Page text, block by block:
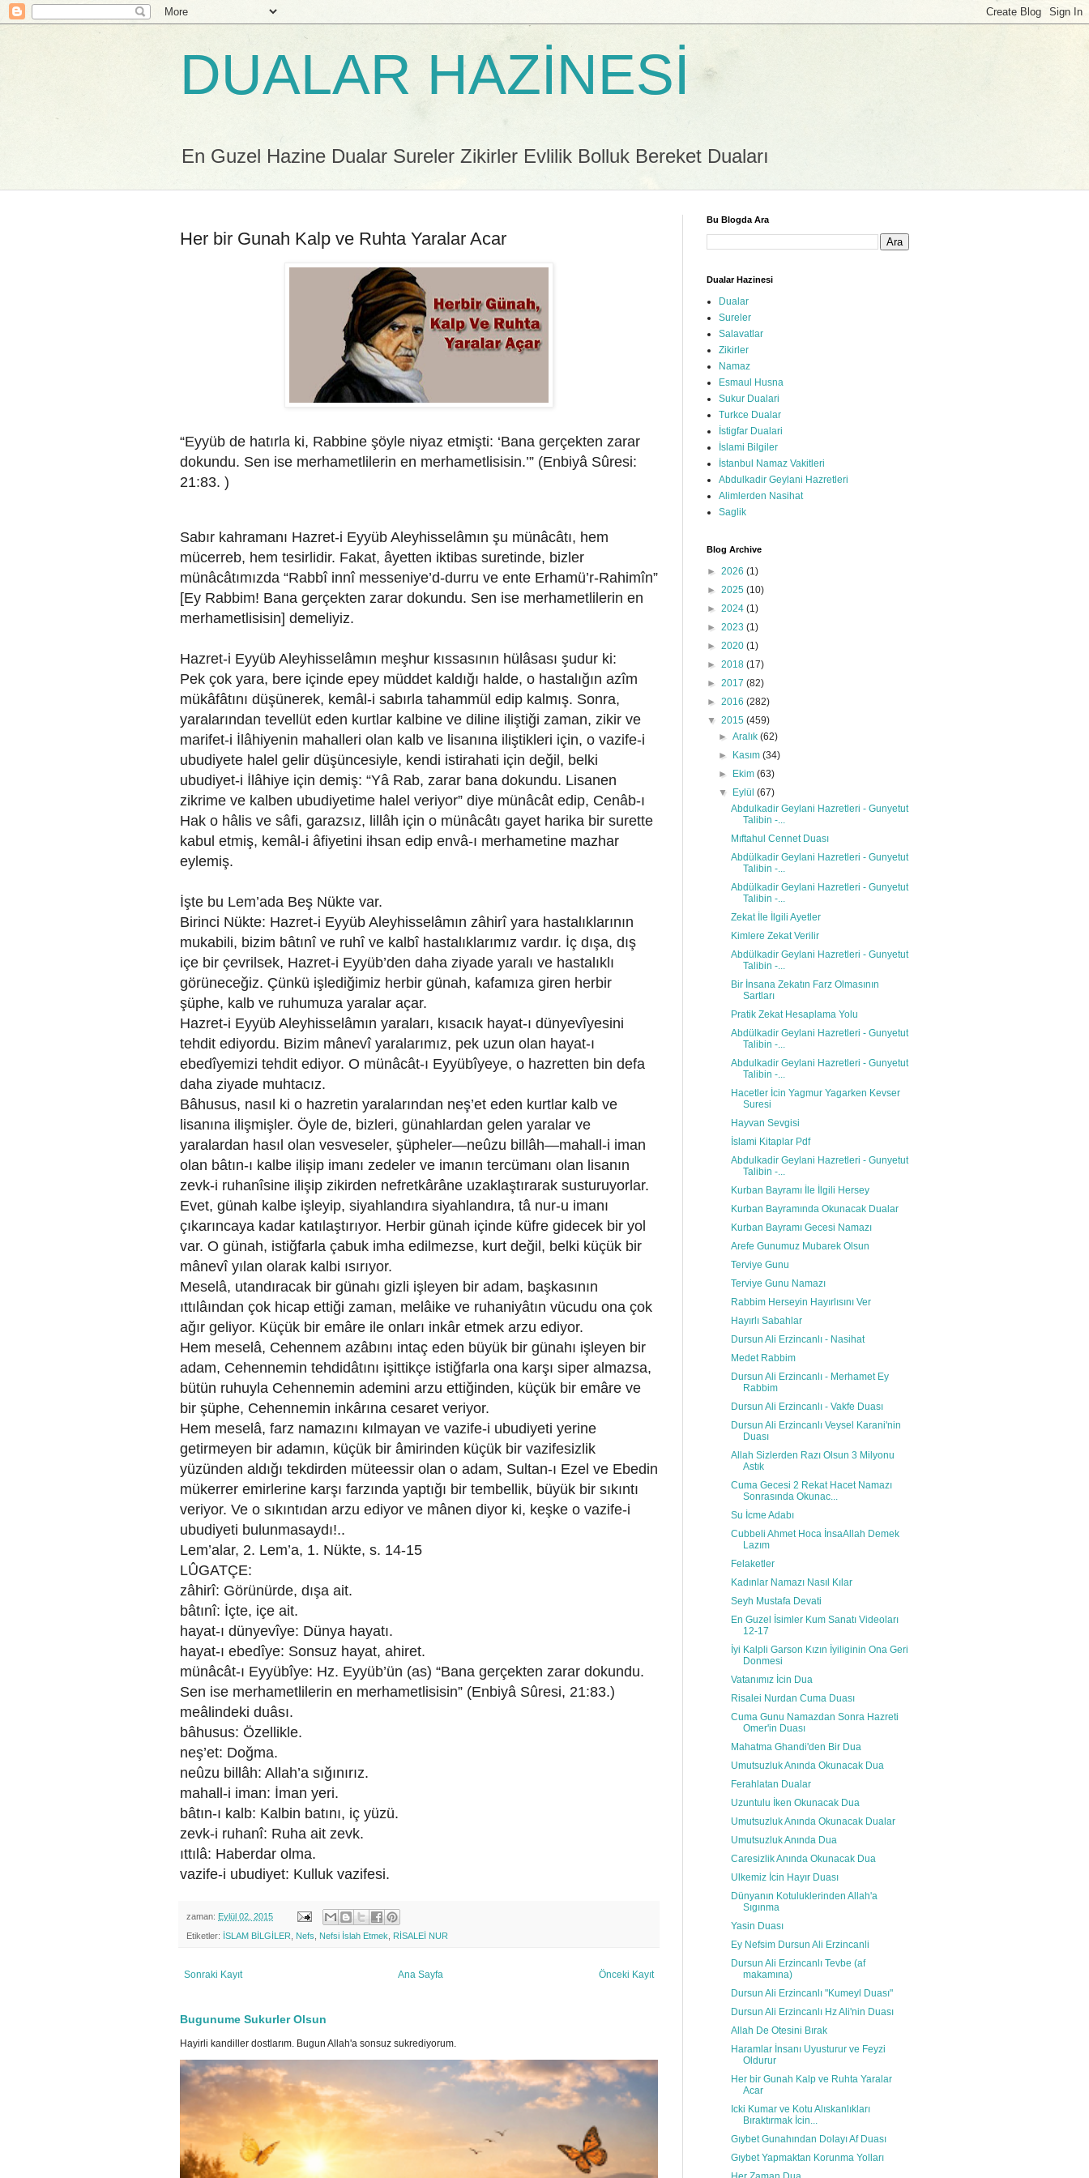
DUALAR HAZİNESİ
En Guzel Hazine Dualar Sureler Zikirler Evlilik Bolluk Bereket Duaları
Her bir Gunah Kalp ve Ruhta Yaralar Acar
“Eyyüb de hatırla ki, Rabbine şöyle niyaz etmişti: ‘Bana gerçekten zarar
dokundu. Sen ise merhametlilerin en merhametlisisin.’” (Enbiyâ Sûresi:
21:83. )
Sabır kahramanı Hazret-i Eyyüb Aleyhisselâmın şu münâcâtı, hem
mücerreb, hem tesirlidir. Fakat, âyetten iktibas suretinde, bizler
münâcâtımızda “Rabbî innî messeniye’d-durru ve ente Erhamü’r-Rahimîn”
[Ey Rabbim! Bana gerçekten zarar dokundu. Sen ise merhametlilerin en
merhametlisisin] demeliyiz.
Hazret-i Eyyüb Aleyhisselâmın meşhur kıssasının hülâsası şudur ki:
Pek çok yara, bere içinde epey müddet kaldığı halde, o hastalığın azîm
mükâfâtını düşünerek, kemâl-i sabırla tahammül edip kalmış. Sonra,
yaralarından tevellüt eden kurtlar kalbine ve diline iliştiği zaman, zikir ve
marifet-i İlâhiyenin mahalleri olan kalb ve lisanına iliştikleri için, o vazife-i
ubudiyete halel gelir düşüncesiyle, kendi istirahati için değil, belki
ubudiyet-i İlâhiye için demiş: “Yâ Rab, zarar bana dokundu. Lisanen
zikrime ve kalben ubudiyetime halel veriyor” diye münâcât edip, Cenâb-ı
Hak o hâlis ve sâfi, garazsız, lillâh için o münâcâtı gayet harika bir surette
kabul etmiş, kemâl-i âfiyetini ihsan edip envâ-ı merhametine mazhar
eylemiş.
İşte bu Lem’ada Beş Nükte var.
Birinci Nükte: Hazret-i Eyyüb Aleyhisselâmın zâhirî yara hastalıklarının
mukabili, bizim bâtınî ve ruhî ve kalbî hastalıklarımız vardır. İç dışa, dış
içe bir çevrilsek, Hazret-i Eyyüb’den daha ziyade yaralı ve hastalıklı
görüneceğiz. Çünkü işlediğimiz herbir günah, kafamıza giren herbir
şüphe, kalb ve ruhumuza yaralar açar.
Hazret-i Eyyüb Aleyhisselâmın yaraları, kısacık hayat-ı dünyevîyesini
tehdit ediyordu. Bizim mânevî yaralarımız, pek uzun olan hayat-ı
ebedîyemizi tehdit ediyor. O münâcât-ı Eyyübîyeye, o hazretten bin defa
daha ziyade muhtacız.
Bâhusus, nasıl ki o hazretin yaralarından neş’et eden kurtlar kalb ve
lisanına ilişmişler. Öyle de, bizleri, günahlardan gelen yaralar ve
yaralardan hasıl olan vesveseler, şüpheler—neûzu billâh—mahall-i iman
olan bâtın-ı kalbe ilişip imanı zedeler ve imanın tercümanı olan lisanın
zevk-i ruhanîsine ilişip zikirden nefretkârâne uzaklaştırarak susturuyorlar.
Evet, günah kalbe işleyip, siyahlandıra siyahlandıra, tâ nur-u imanı
çıkarıncaya kadar katılaştırıyor. Herbir günah içinde küfre gidecek bir yol
var. O günah, istiğfarla çabuk imha edilmezse, kurt değil, belki küçük bir
mânevî yılan olarak kalbi ısırıyor.
Meselâ, utandıracak bir günahı gizli işleyen bir adam, başkasının
ıttılâından çok hicap ettiği zaman, melâike ve ruhaniyâtın vücudu ona çok
ağır geliyor. Küçük bir emâre ile onları inkâr etmek arzu ediyor.
Hem meselâ, Cehennem azâbını intaç eden büyük bir günahı işleyen bir
adam, Cehennemin tehdidâtını işittikçe istiğfarla ona karşı siper almazsa,
bütün ruhuyla Cehennemin ademini arzu ettiğinden, küçük bir emâre ve
bir şüphe, Cehennemin inkârına cesaret veriyor.
Hem meselâ, farz namazını kılmayan ve vazife-i ubudiyeti yerine
getirmeyen bir adamın, küçük bir âmirinden küçük bir vazifesizlik
yüzünden aldığı tekdirden müteessir olan o adam, Sultan-ı Ezel ve Ebedin
mükerrer emirlerine karşı farzında yaptığı bir tembellik, büyük bir sıkıntı
veriyor. Ve o sıkıntıdan arzu ediyor ve mânen diyor ki, keşke o vazife-i
ubudiyeti bulunmasaydı!..
Lem’alar, 2. Lem’a, 1. Nükte, s. 14-15
LÛGATÇE:
zâhirî: Görünürde, dışa ait.
bâtınî: İçte, içe ait.
hayat-ı dünyevîye: Dünya hayatı.
hayat-ı ebedîye: Sonsuz hayat, ahiret.
münâcât-ı Eyyübîye: Hz. Eyyüb’ün (as) “Bana gerçekten zarar dokundu.
Sen ise merhametlilerin en merhametlisisin” (Enbiyâ Sûresi, 21:83.)
meâlindeki duâsı.
bâhusus: Özellikle.
neş’et: Doğma.
neûzu billâh: Allah’a sığınırız.
mahall-i iman: İman yeri.
bâtın-ı kalb: Kalbin batını, iç yüzü.
zevk-i ruhanî: Ruha ait zevk.
ıttılâ: Haberdar olma.
vazife-i ubudiyet: Kulluk vazifesi.
zaman: Eylül 02, 2015
Etiketler: İSLAM BİLGİLER Nefs Nefsi İslah Etmek RİSALEİ NUR
Sonraki Kayıt Önceki Kayıt
Ana Sayfa
Bugunume Sukurler Olsun
Hayirli kandiller dostlarım. Bugun Allah'a sonsuz sukrediyorum.
Bu Blogda Ara
Dualar Hazinesi
Dualar
Sureler
Salavatlar
Zikirler
Namaz
Esmaul Husna
Sukur Dualari
Turkce Dualar
İstigfar Dualari
İslami Bilgiler
İstanbul Namaz Vakitleri
Abdulkadir Geylani Hazretleri
Alimlerden Nasihat
Saglik
Blog Archive
► 2026 (1)
► 2025 (10)
► 2024 (1)
► 2023 (1)
► 2020 (1)
► 2018 (17)
► 2017 (82)
► 2016 (282)
▼ 2015 (459)
►Aralık(62)
►
Kasım(34)
►
Ekim(63)
▼
Eylül(67)
Abdulkadir Geylani Hazretleri - Gunyetut
Talibin -...
Mıftahul Cennet Duası
Abdülkadir Geylani Hazretleri - Gunyetut
Talibin -...
Abdülkadir Geylani Hazretleri - Gunyetut
Talibin -...
Zekat İle İlgili Ayetler
Kimlere Zekat Verilir
Abdülkadir Geylani Hazretleri - Gunyetut
Talibin -...
Bir İnsana Zekatın Farz Olmasının
Sartları
Pratik Zekat Hesaplama Yolu
Abdülkadir Geylani Hazretleri - Gunyetut
Talibin -...
Abdulkadir Geylani Hazretleri - Gunyetut
Talibin -...
Hacetler İcin Yagmur Yagarken Kevser
Suresi
Hayvan Sevgisi
İslami Kitaplar Pdf
Abdulkadir Geylani Hazretleri - Gunyetut
Talibin -...
Kurban Bayramı İle İlgili Hersey
Kurban Bayramında Okunacak Dualar
Kurban Bayramı Gecesi Namazı
Arefe Gunumuz Mubarek Olsun
Terviye Gunu
Terviye Gunu Namazı
Rabbim Herseyin Hayırlısını Ver
Hayırlı Sabahlar
Dursun Ali Erzincanlı - Nasihat
Medet Rabbim
Dursun Ali Erzincanlı - Merhamet Ey
Rabbim
Dursun Ali Erzincanlı - Vakfe Duası
Dursun Ali Erzincanlı Veysel Karani'nin
Duası
Allah Sizlerden Razı Olsun 3 Milyonu
Astık
Cuma Gecesi 2 Rekat Hacet Namazı
Sonrasında Okunac...
Su İcme Adabı
Cubbeli Ahmet Hoca İnsaAllah Demek
Lazım
Felaketler
Kadınlar Namazı Nasıl Kılar
Seyh Mustafa Devati
En Guzel İsimler Kum Sanatı Videoları
12-17
İyi Kalpli Garson Kızın İyiliginin Ona Geri
Donmesi
Vatanımız İcin Dua
Risalei Nurdan Cuma Duası
Cuma Gunu Namazdan Sonra Hazreti
Omer'in Duası
Mahatma Ghandi'den Bir Dua
Umutsuzluk Anında Okunacak Dua
Ferahlatan Dualar
Uzuntulu İken Okunacak Dua
Umutsuzluk Anında Okunacak Dualar
Umutsuzluk Anında Dua
Caresizlik Anında Okunacak Dua
Ulkemiz İcin Hayır Duası
Dünyanın Kotuluklerinden Allah'a
Sıgınma
Yasin Duası
Ey Nefsim Dursun Ali Erzincanli
Dursun Ali Erzincanlı Tevbe (af
makamına)
Dursun Ali Erzincanlı "Kumeyl Duası"
Dursun Ali Erzincanlı Hz Ali'nin Duası
Allah De Otesini Bırak
Haramlar İnsanı Uyusturur ve Feyzi
Oldurur
Her bir Gunah Kalp ve Ruhta Yaralar
Acar
Icki Kumar ve Kotu Alıskanlıkları
Bıraktırmak İcin...
Gıybet Gunahından Dolayı Af Duası
Gıybet Yapmaktan Korunma Yolları